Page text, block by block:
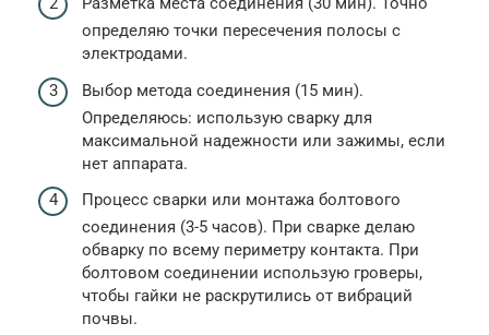
определяю точки пересечения полосы с
электродами.
Выбор метода соединения (15 мин).
Определяюсь: использую сварку для
максимальной надежности или зажимы, если
нет аппарата.
Процесс сварки или монтажа болтового
соединения (3-5 часов). При сварке делаю
обварку по всему периметру контакта. При
болтовом соединении использую гроверы,
чтобы гайки не раскрутились от вибраций
почвы.